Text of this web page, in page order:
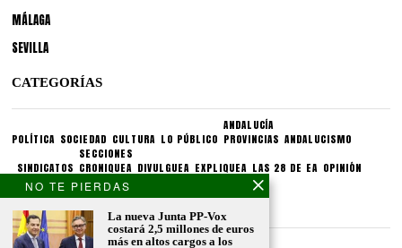
MÁLAGA
SEVILLA
CATEGORÍAS
POLÍTICA SOCIEDAD CULTURA LO PÚBLICO
ANDALUCÍA
PROVINCIAS ANDALUCISMO
SINDICATOS
SECCIONES
CRONIQUEA DIVULGUEA EXPLIQUEA LAS 28 DE EA OPINIÓN
CONDICIONES LEGALES
NO TE PIERDAS
La nueva Junta PP-Vox
costará 2,5 millones de euros
más en altos cargos a los